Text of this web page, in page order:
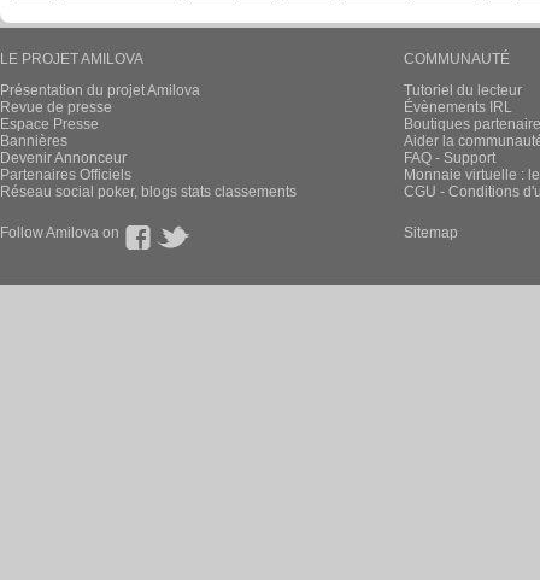
LE PROJET AMILOVA
Présentation du projet Amilova
Revue de presse
Espace Presse
Bannières
Devenir Annonceur
Partenaires Officiels
Réseau social poker, blogs stats classements
COMMUNAUTÉ
Tutoriel du lecteur
Évènements IRL
Boutiques
Aider la
FAQ - Support
Monnaie virtuelle :
CGU - Conditions
Follow Amilova on Sitemap